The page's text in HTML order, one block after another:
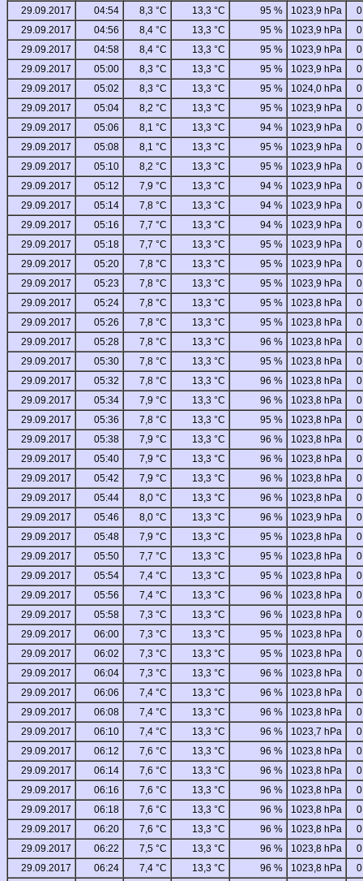
29.09.2017 04:54 8,3 °C 13,3 °C 95 % 1023,9 hPa
29.09.2017
04:56 8,4 °C 13,3 °C 95 % 1023,9 hPa
29.09.2017
04:58 8,4 °C 13,3 °C 95 % 1023,9 hPa
29.09.2017
05:00 8,3 °C 13,3 °C 95 % 1023,9 hPa
29.09.2017
05:02 8,3 °C 13,3 °C 95 % 1024,0 hPa
29.09.2017
05:04 8,2 °C 13,3 °C 95 % 1023,9 hPa
29.09.2017
05:06 8,1 °C 13,3 °C 94 % 1023,9 hPa
29.09.2017
05:08 8,1 °C 13,3 °C 95 % 1023,9 hPa
29.09.2017
05:10 8,2 °C 13,3 °C 95 % 1023,9 hPa
29.09.2017
05:12 7,9 °C 13,3 °C 94 % 1023,9 hPa
29.09.2017
05:14 7,8 °C 13,3 °C 94 % 1023,9 hPa
29.09.2017
05:16 7,7 °C 13,3 °C 94 % 1023,9 hPa
29.09.2017
05:18 7,7 °C 13,3 °C 95 % 1023,9 hPa
29.09.2017
05:20 7,8 °C 13,3 °C 95 % 1023,9 hPa
29.09.2017
05:23 7,8 °C 13,3 °C 95 % 1023,9 hPa
29.09.2017
05:24 7,8 °C 13,3 °C 95 % 1023,8 hPa
29.09.2017
05:26 7,8 °C 13,3 °C 95 % 1023,8 hPa
29.09.2017
05:28 7,8 °C 13,3 °C 96 % 1023,8 hPa
29.09.2017
05:30 7,8 °C 13,3 °C 95 % 1023,8 hPa
29.09.2017
05:32 7,8 °C 13,3 °C 96 % 1023,8 hPa
29.09.2017
05:34 7,9 °C 13,3 °C 96 % 1023,8 hPa
29.09.2017
05:36 7,8 °C 13,3 °C 95 % 1023,8 hPa
29.09.2017
05:38 7,9 °C 13,3 °C 96 % 1023,8 hPa
29.09.2017
05:40 7,9 °C 13,3 °C 96 % 1023,8 hPa
29.09.2017
05:42 7,9 °C 13,3 °C 96 % 1023,8 hPa
29.09.2017
05:44 8,0 °C 13,3 °C 96 % 1023,8 hPa
29.09.2017
05:46 8,0 °C 13,3 °C 96 % 1023,9 hPa
29.09.2017
05:48 7,9 °C 13,3 °C 95 % 1023,8 hPa
29.09.2017
05:50 7,7 °C 13,3 °C 95 % 1023,8 hPa
29.09.2017
05:54 7,4 °C 13,3 °C 95 % 1023,8 hPa
29.09.2017
05:56 7,4 °C 13,3 °C 96 % 1023,8 hPa
29.09.2017
05:58 7,3 °C 13,3 °C 96 % 1023,8 hPa
29.09.2017
06:00 7,3 °C 13,3 °C 95 % 1023,8 hPa
29.09.2017
06:02 7,3 °C 13,3 °C 95 % 1023,8 hPa
29.09.2017
06:04 7,3 °C 13,3 °C 96 % 1023,8 hPa
29.09.2017
06:06 7,4 °C 13,3 °C 96 % 1023,8 hPa
29.09.2017
06:08 7,4 °C 13,3 °C 96 % 1023,8 hPa
29.09.2017
06:10 7,4 °C 13,3 °C 96 % 1023,7 hPa
29.09.2017
06:12 7,6 °C 13,3 °C 96 % 1023,8 hPa
29.09.2017
06:14 7,6 °C 13,3 °C 96 % 1023,8 hPa
29.09.2017
06:16 7,6 °C 13,3 °C 96 % 1023,8 hPa
29.09.2017
06:18 7,6 °C 13,3 °C 96 % 1023,8 hPa
29.09.2017
06:20 7,6 °C 13,3 °C 96 % 1023,8 hPa
29.09.2017
06:22 7,5 °C 13,3 °C 96 % 1023,8 hPa
29.09.2017
06:24 7,4 °C 13,3 °C 96 % 1023,8 hPa